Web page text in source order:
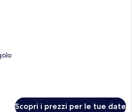
Scopri i prezzi per le tue date